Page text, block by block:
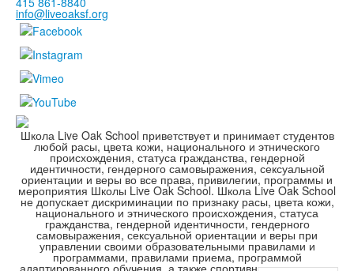
info@liveoaksf.org
Школа Live Oak School приветствует и принимает студентов
любой расы, цвета кожи, национального и этнического
происхождения, статуса гражданства, гендерной
идентичности, гендерного самовыражения, сексуальной
ориентации и веры во все права, привилегии, программы и
мероприятия Школы Live Oak School. Школа Live Oak School
не допускает дискриминации по признаку расы, цвета кожи,
национального и этнического происхождения, статуса
гражданства, гендерной идентичности, гендерного
самовыражения, сексуальной ориентации и веры при
управлении своими образовательными правилами и
программами, правилами приема, программой
адаптированного обучения, а также спортивными и другими